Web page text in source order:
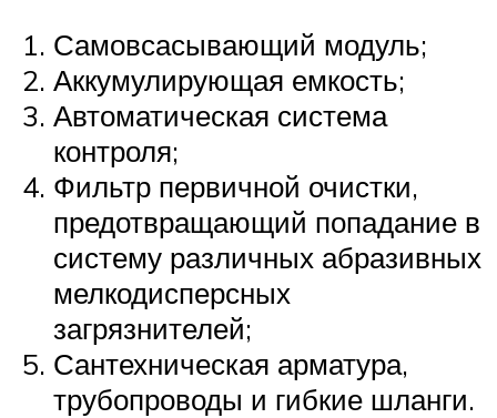
Самовсасывающий модуль;
Аккумулирующая емкость;
Автоматическая система
контроля;
Фильтр первичной очистки,
предотвращающий попадание в
систему различных абразивных
мелкодисперсных
загрязнителей;
Сантехническая арматура,
трубопроводы и гибкие шланги.